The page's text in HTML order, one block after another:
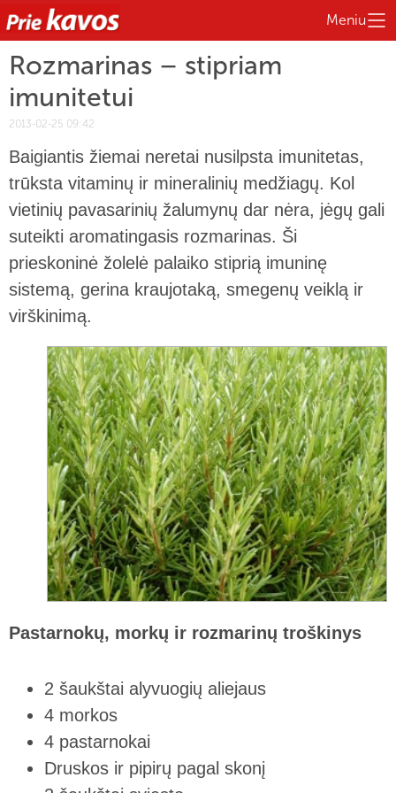
Meniu
Rozmarinas – stipriam
imunitetui
2013-02-25 09:42
Baigiantis žiemai neretai nusilpsta imunitetas,
trūksta vitaminų ir mineralinių medžiagų. Kol
vietinių pavasarinių žalumynų dar nėra, jėgų gali
suteikti aromatingasis rozmarinas. Ši
prieskoninė žolelė palaiko stiprią imuninę
sistemą, gerina kraujotaką, smegenų veiklą ir
virškinimą.
Pastarnokų, morkų ir rozmarinų troškinys
2 šaukštai alyvuogių aliejaus
4 morkos
4 pastarnokai
Druskos ir pipirų pagal skonį